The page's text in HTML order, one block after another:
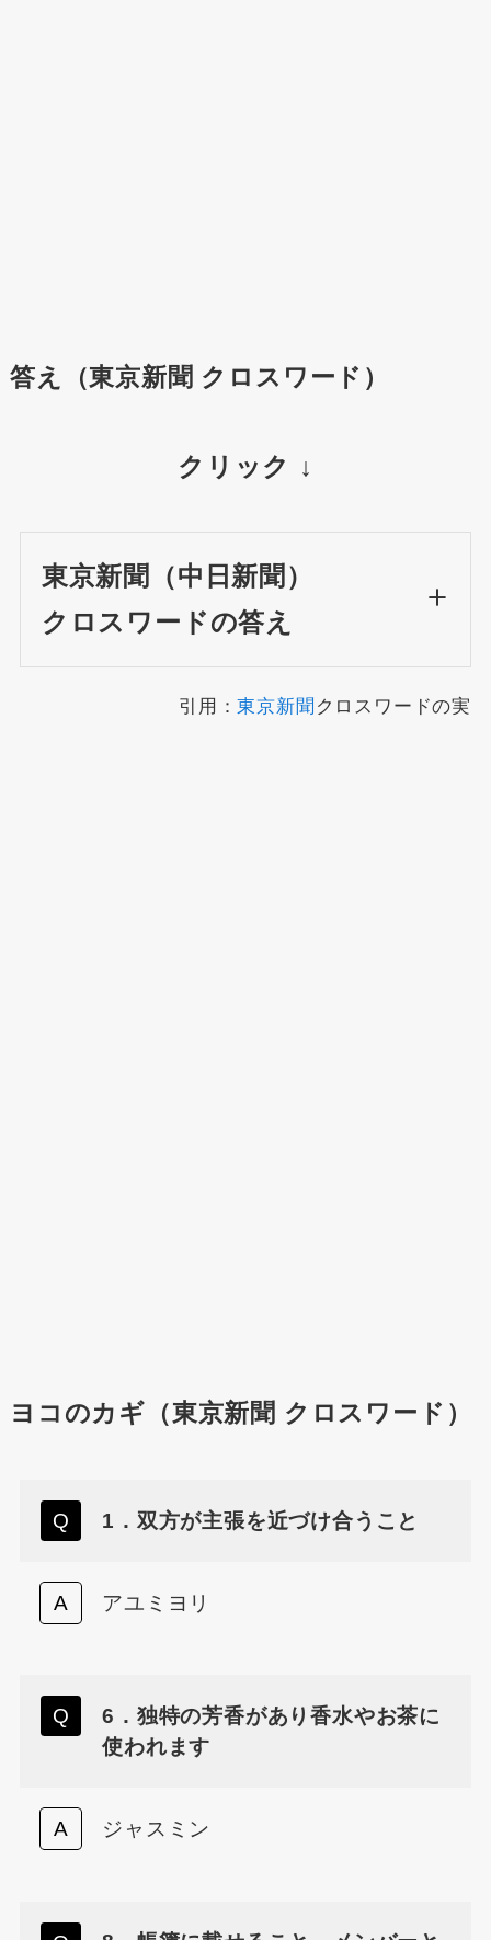
答え（東京新聞 クロスワード）
クリック ↓
東京新聞（中日新聞）
クロスワードの答え
引用：東京新聞 クロスワードの実
ヨコのカギ（東京新聞 クロスワード）
1．双方が主張を近づけ合うこと
アユミヨリ
6．独特の芳香があり香水やお茶に
使われます
ジャスミン